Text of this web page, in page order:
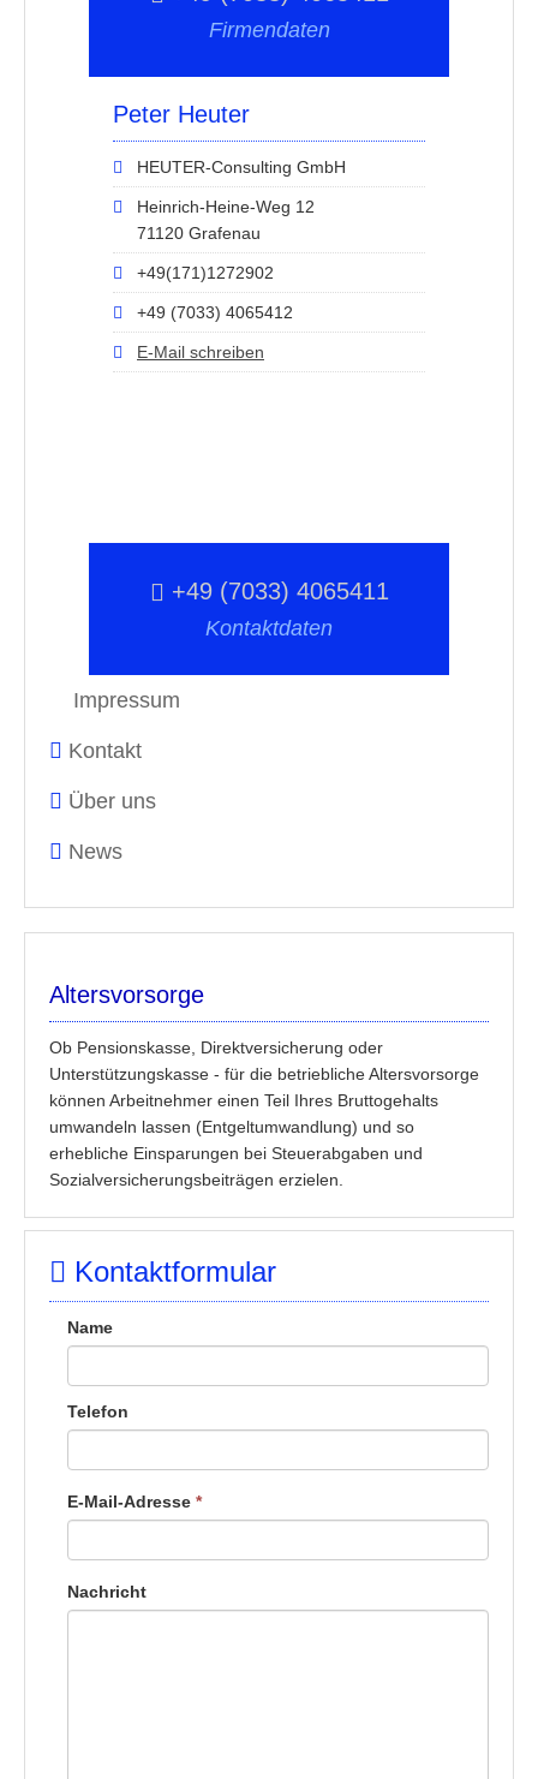
Firmendaten
Peter Heuter
HEUTER-Consulting GmbH
Heinrich-Heine-Weg 12
71120 Grafenau
+49(171)1272902
+49 (7033) 4065412
E-Mail schreiben
+49 (7033) 4065411
Kontaktdaten
Impressum
Kontakt
Über uns
News
Altersvorsorge
Ob Pensionskasse, Direktversicherung oder
Unterstützungskasse - für die betriebliche Altersvorsorge
können Arbeitnehmer einen Teil Ihres Bruttogehalts
umwandeln lassen (Entgeltumwandlung) und so
erhebliche Einsparungen bei Steuerabgaben und
Sozialversicherungsbeiträgen erzielen.
Kontaktformular
Name
Telefon
E-Mail-Adresse *
Nachricht